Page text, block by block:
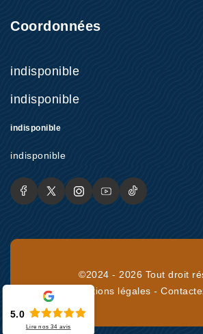
Coordonnées
indisponible
indisponible
indisponible
indisponible
©2024 - 2026 Tout droit
Mentions légales -
5.0
Lire nos34 avis